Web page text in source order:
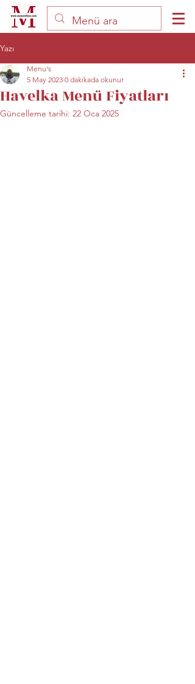
Yazı
Havelka Menü Fiyatları
Menu's
5 May 2023 0 dakikada okunur
Güncelleme tarihi: 22 Oca 2025